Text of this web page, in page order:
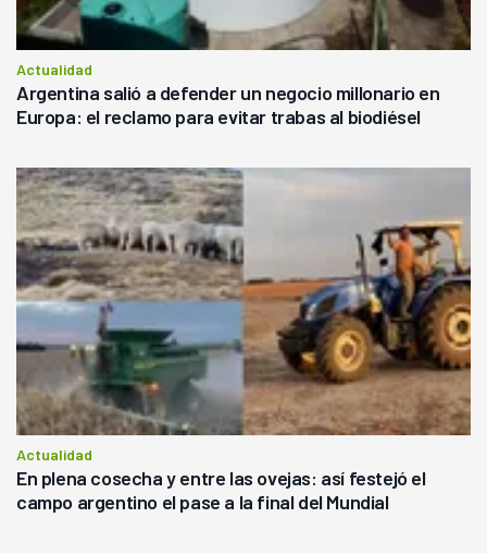
Actualidad
Argentina salió a defender un negocio millonario en
Europa: el reclamo para evitar trabas al biodiésel
Actualidad
En plena cosecha y entre las ovejas: así festejó el
campo argentino el pase a la final del Mundial